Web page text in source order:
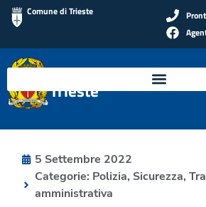
Comune di Trieste
Polizia Locale di
Trieste
5 Settembre 2022
Categorie: Polizia, Sicurezza,
amministrativa